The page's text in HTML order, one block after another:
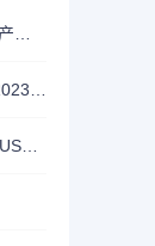
币安升级KOL新人福利：领取100 USDT迎新奖励